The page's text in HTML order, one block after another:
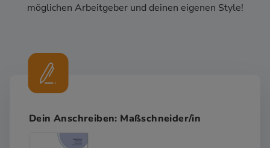
möglichen Arbeitgeber und deinen eigenen Style!
Dein Anschreiben: Maßschneider/in